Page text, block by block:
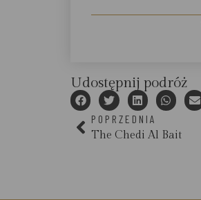
Udostępnij podróż
POPRZEDNIA
The Chedi Al Bait